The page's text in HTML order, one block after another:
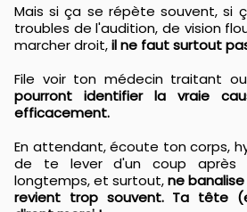
Mais si ça se répète souvent, si
troubles de l'audition, de vision
marcher droit,il ne faut surtout
File voir ton médecin traitant
pourront identifier la vraie
efficacement.
En attendant, écoute ton corps,
de te lever d'un coup après
longtemps, et surtout,ne
revient trop souvent. Ta tête